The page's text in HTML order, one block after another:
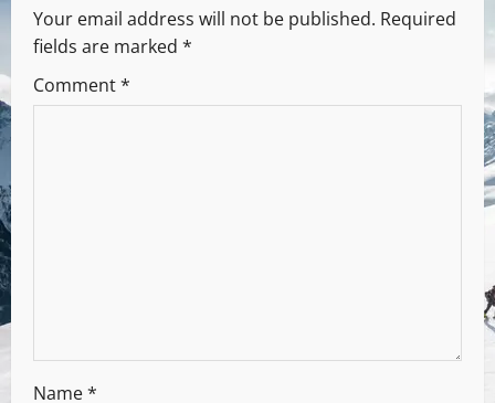
Your email address will not be published. Required
fields are marked *
Comment*
Name*